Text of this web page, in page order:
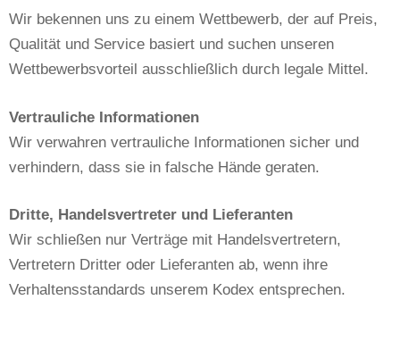
Wir bekennen uns zu einem Wettbewerb, der auf Preis,
Qualität und Service basiert und suchen unseren
Wettbewerbsvorteil ausschließlich durch legale Mittel.
Vertrauliche Informationen
Wir verwahren vertrauliche Informationen sicher und
verhindern, dass sie in falsche Hände geraten.
Dritte, Handelsvertreter und Lieferanten
Wir schließen nur Verträge mit Handelsvertretern,
Vertretern Dritter oder Lieferanten ab, wenn ihre
Verhaltensstandards unserem Kodex entsprechen.